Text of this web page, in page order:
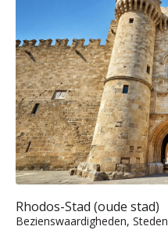
Rhodos-Stad (oude stad)
Bezienswaardigheden, Steden